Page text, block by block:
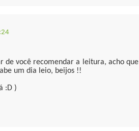
de você recomendar a leitura, acho que
um dia leio, beijos !!
:D )